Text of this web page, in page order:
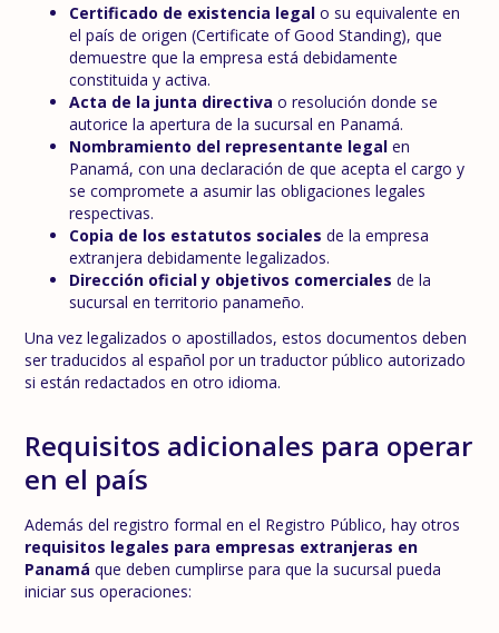
Certificado de existencia legal o su equivalente en
el país de origen (Certificate of Good Standing), que
demuestre que la empresa está debidamente
constituida y activa.
Acta de la junta directiva o resolución donde se
autorice la apertura de la sucursal en Panamá.
Nombramiento del representante legal en
Panamá, con una declaración de que acepta el cargo y
se compromete a asumir las obligaciones legales
respectivas.
Copia de los estatutos sociales de la empresa
extranjera debidamente legalizados.
Dirección oficial y objetivos comerciales de la
sucursal en territorio panameño.
Una vez legalizados o apostillados, estos documentos deben
ser traducidos al español por un traductor público autorizado
si están redactados en otro idioma.
Requisitos adicionales para operar
en el país
Además del registro formal en el Registro Público, hay otros
requisitos legales para empresas extranjeras en
Panamá que deben cumplirse para que la sucursal pueda
iniciar sus operaciones: